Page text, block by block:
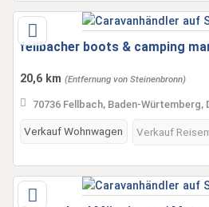
fellbacher boots & camping
20,6 km (Entfernung von Steinenbronn)
70736 Fellbach, Baden-Würtemberg,
Verkauf Wohnwagen Verkauf